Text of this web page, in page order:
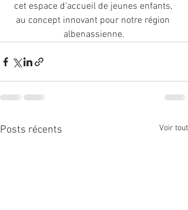
cet espace d’accueil de jeunes enfants,
au concept innovant pour notre région
albenassienne.
Posts récents Voir tout